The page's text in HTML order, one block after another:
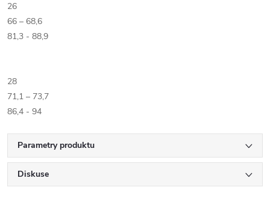
26
66 – 68,6
81,3 - 88,9
28
71,1 – 73,7
86,4 - 94
Parametry produktu
Diskuse